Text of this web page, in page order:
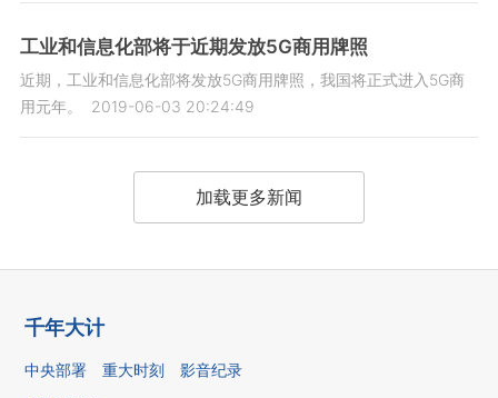
工业和信息化部将于近期发放5G商用牌照
近期，工业和信息化部将发放5G商用牌照，我国将正式进入5G商
用元年。
2019-06-03 20:24:49
加载更多新闻
千年大计
中央部署 重大时刻 影音纪录